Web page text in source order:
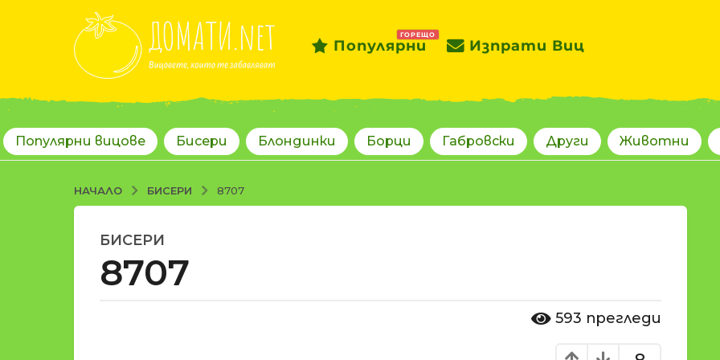
Популярни
ГОРЕЩО
Изпрати Виц
Популярни вицове Бисери Блондинки Борци Габровски Други Животни
НАЧАЛО БИСЕРИ 8707
1
8
г
БИСЕРИ
8707
593 прегледи